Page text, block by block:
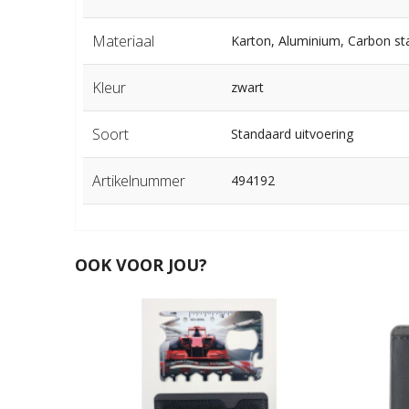
Materiaal Karton, Aluminium, Carbon
Kleur zwart
Soort Standaard uitvoering
Artikelnummer 494192
OOK VOOR JOU?